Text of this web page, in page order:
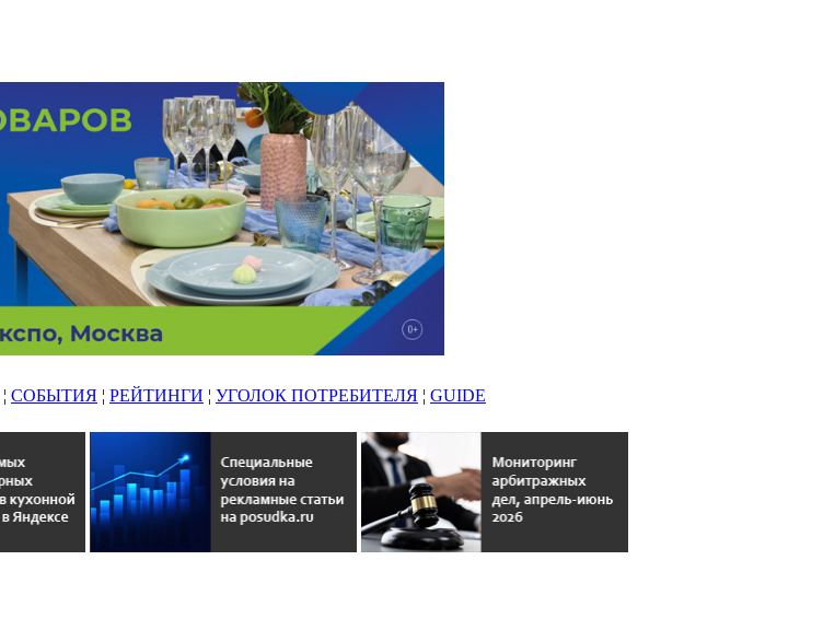
¦ СОБЫТИЯ ¦ РЕЙТИНГИ ¦ УГОЛОК ПОТРЕБИТЕЛЯ ¦ GUIDE